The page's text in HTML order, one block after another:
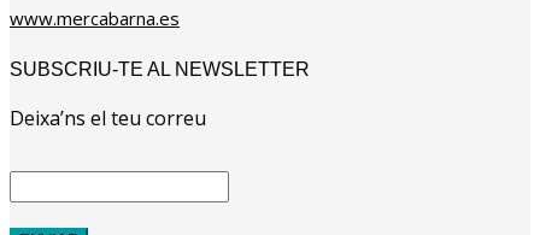
www.mercabarna.es
SUBSCRIU-TE AL NEWSLETTER
Deixa’ns el teu correu